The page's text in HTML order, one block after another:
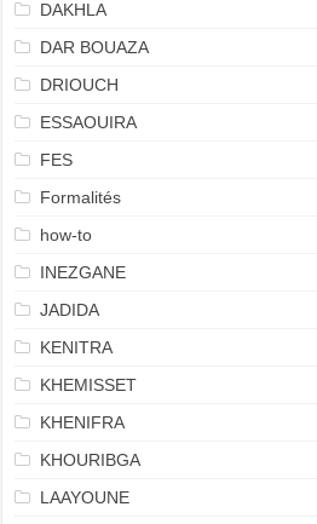
DAKHLA
DAR BOUAZA
DRIOUCH
ESSAOUIRA
FES
Formalités
how-to
INEZGANE
JADIDA
KENITRA
KHEMISSET
KHENIFRA
KHOURIBGA
LAAYOUNE